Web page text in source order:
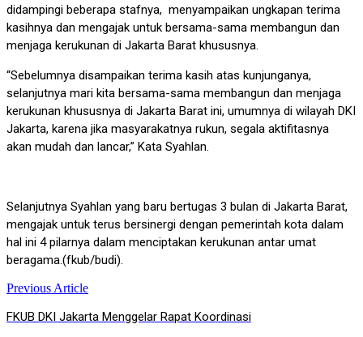
didampingi beberapa stafnya, menyampaikan ungkapan terima
kasihnya dan mengajak untuk bersama-sama membangun dan
menjaga kerukunan di Jakarta Barat khususnya.
“Sebelumnya disampaikan terima kasih atas kunjunganya,
selanjutnya mari kita bersama-sama membangun dan menjaga
kerukunan khususnya di Jakarta Barat ini, umumnya di wilayah DKI
Jakarta, karena jika masyarakatnya rukun, segala aktifitasnya
akan mudah dan lancar,” Kata Syahlan.
Selanjutnya Syahlan yang baru bertugas 3 bulan di Jakarta Barat,
mengajak untuk terus bersinergi dengan pemerintah kota dalam
hal ini 4 pilarnya dalam menciptakan kerukunan antar umat
beragama.(fkub/budi).
Post
navigation
Previous Article
FKUB DKI Jakarta Menggelar Rapat Koordinasi